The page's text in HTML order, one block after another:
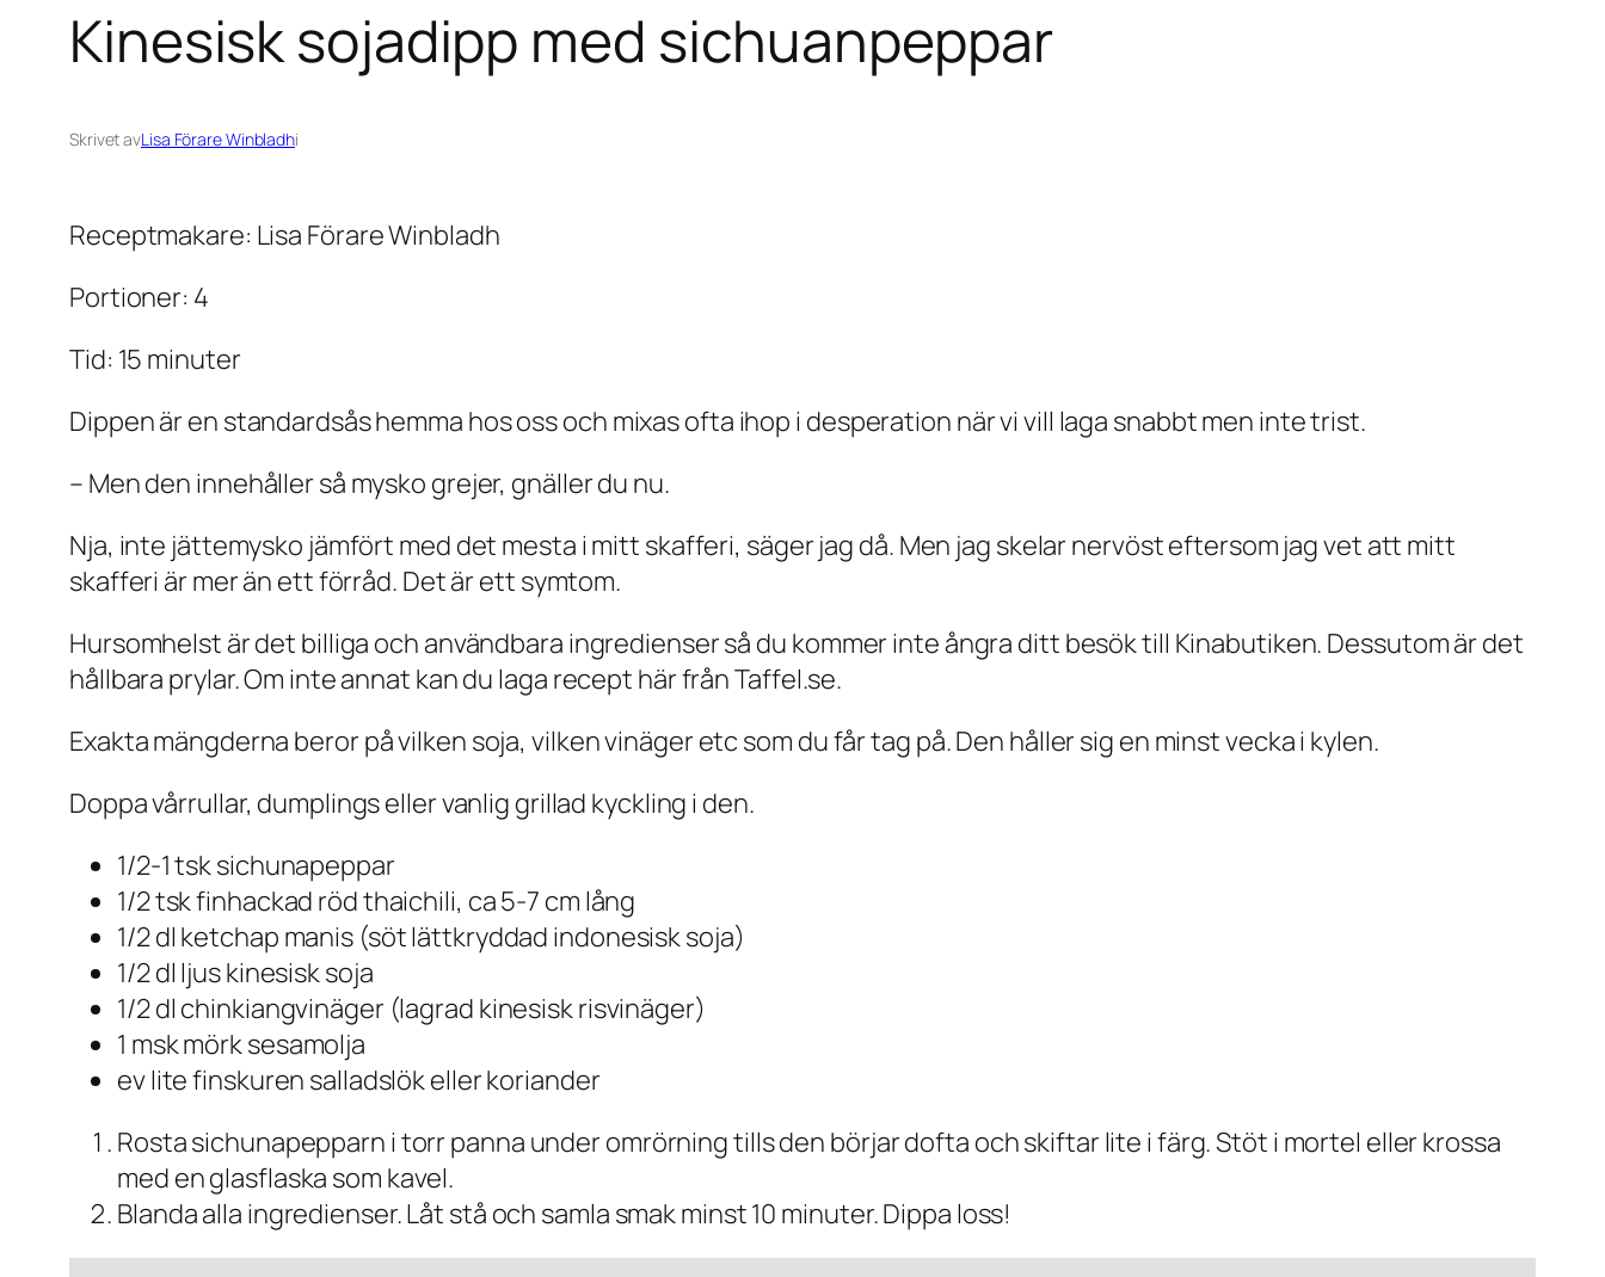
Kinesisk sojadipp med sichuanpeppar
Skrivet avLisa Förare Winbladhi
Receptmakare: Lisa Förare Winbladh
Portioner: 4
Tid: 15 minuter
Dippen är en standardsås hemma hos oss och mixas ofta ihop i desperation när vi vill laga snabbt men inte trist.
– Men den innehåller så mysko grejer, gnäller du nu.
Nja, inte jättemysko jämfört med det mesta i mitt skafferi, säger jag då. Men jag skelar nervöst eftersom jag vet att mitt
skafferi är mer än ett förråd. Det är ett symtom.
Hursomhelst är det billiga och användbara ingredienser så du kommer inte ångra ditt besök till Kinabutiken. Dessutom är det
hållbara prylar. Om inte annat kan du laga recept här från Taffel.se.
Exakta mängderna beror på vilken soja, vilken vinäger etc som du får tag på. Den håller sig en minst vecka i kylen.
Doppa vårrullar, dumplings eller vanlig grillad kyckling i den.
1/2-1 tsk sichunapeppar
1/2 tsk finhackad röd thaichili, ca 5-7 cm lång
1/2 dl ketchap manis (söt lättkryddad indonesisk soja)
1/2 dl ljus kinesisk soja
1/2 dl chinkiangvinäger (lagrad kinesisk risvinäger)
1 msk mörk sesamolja
ev lite finskuren salladslök eller koriander
Rosta sichunapepparn i torr panna under omrörning tills den börjar dofta och skiftar lite i färg. Stöt i mortel eller krossa
med en glasflaska som kavel.
Blanda alla ingredienser. Låt stå och samla smak minst 10 minuter. Dippa loss!